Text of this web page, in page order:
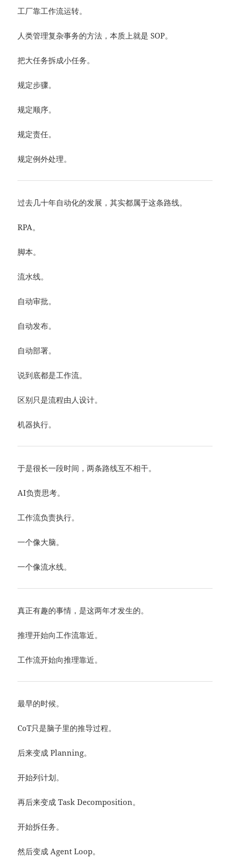
工厂靠工作流运转。
人类管理复杂事务的方法，本质上就是 SOP。
把大任务拆成小任务。
规定步骤。
规定顺序。
规定责任。
规定例外处理。
过去几十年自动化的发展，其实都属于这条路线。
RPA。
脚本。
流水线。
自动审批。
自动发布。
自动部署。
说到底都是工作流。
区别只是流程由人设计。
机器执行。
于是很长一段时间，两条路线互不相干。
AI负责思考。
工作流负责执行。
一个像大脑。
一个像流水线。
真正有趣的事情，是这两年才发生的。
推理开始向工作流靠近。
工作流开始向推理靠近。
最早的时候。
CoT只是脑子里的推导过程。
后来变成 Planning。
开始列计划。
再后来变成 Task Decomposition。
开始拆任务。
然后变成 Agent Loop。